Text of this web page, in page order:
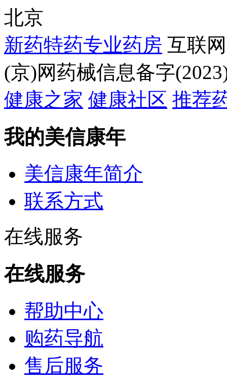
北京
新药特药专业药房 互联
(京)网药械信息备字
健康之家 健康社区 推荐
我的美信康年
美信康年简介
联系方式
在线服务
在线服务
帮助中心
购药导航
售后服务